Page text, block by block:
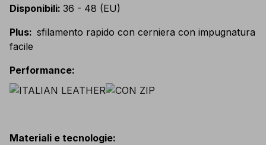
Disponibili: 36 - 48 (EU)
Plus: sfilamento rapido con cerniera con impugnatura
facile
Performance:
Materiali e tecnologie: